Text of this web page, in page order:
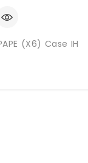
(X6) Case IH